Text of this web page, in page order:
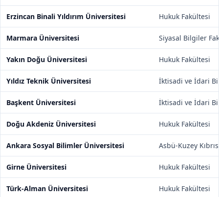
Erzincan Binali Yıldırım Üniversitesi Hukuk Fakültesi
Marmara Üniversitesi Siyasal Bilgiler
Yakın Doğu Üniversitesi Hukuk Fakültesi
Yıldız Teknik Üniversitesi İktisadi ve İdari
Başkent Üniversitesi İktisadi ve İdari
Doğu Akdeniz Üniversitesi Hukuk Fakültesi
Ankara Sosyal Bilimler Üniversitesi Asbü-Kuzey
Girne Üniversitesi Hukuk Fakültesi
Türk-Alman Üniversitesi Hukuk Fakültesi